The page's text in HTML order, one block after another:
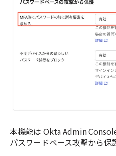
本機能は Okta Admin
パスワードベース攻撃から保